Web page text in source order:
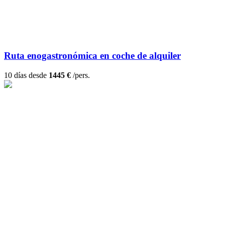
Ruta enogastronómica en coche de alquiler
10 días desde 1445 € /pers.